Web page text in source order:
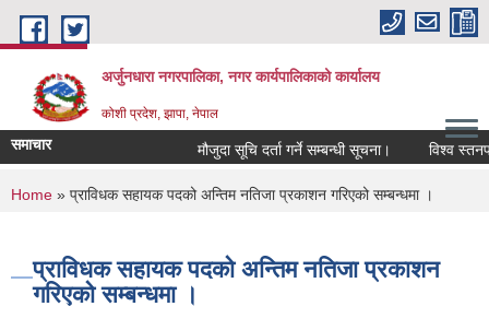
Skip to main content
अर्जुनधारा नगरपालिका, नगर कार्यपालिकाको कार्यालय
कोशी प्रदेश, झापा, नेपाल
समाचार मौजुदा सूचि दर्ता गर्ने सम्बन्धी सूचना। विश्व
You are here
Home » प्राविधक सहायक पदको अन्तिम नतिजा प्रकाशन गरिएको सम्बन्धमा ।
प्राविधक सहायक पदको अन्तिम नतिजा प्रकाशन
गरिएको सम्बन्धमा ।